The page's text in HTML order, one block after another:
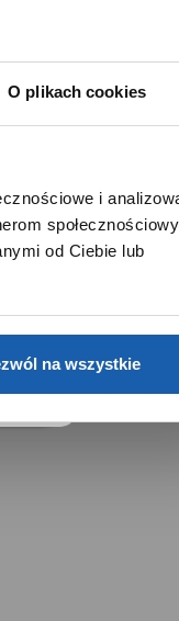
O plikach cookies
i
od Ciebie lub
na wszystkie
Kontakt dla
Informacje
Zibi S.A.
Informacje